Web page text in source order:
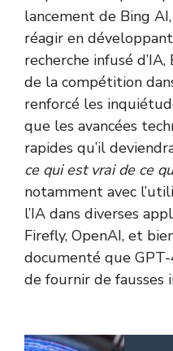
lancement de Bing
réagir en
recherche infusé
de la compétition
renforcé les
que les avancées
rapides qu’il
ce qui est vrai de ce
notamment avec
l’IA dans diverses
Firefly, OpenAI, et
documenté que
de fournir de fausses